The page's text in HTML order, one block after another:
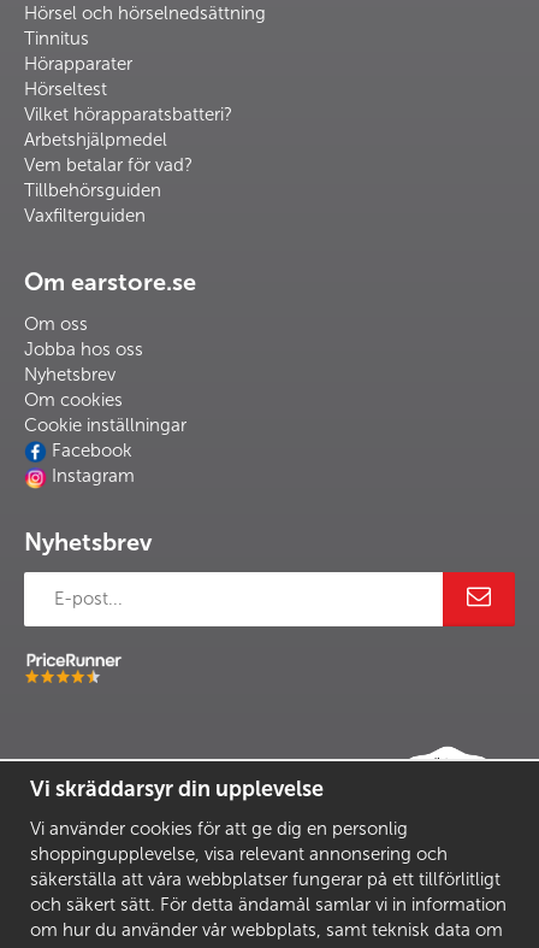
Hörsel och hörselnedsättning
Tinnitus
Hörapparater
Hörseltest
Vilket hörapparatsbatteri?
Arbetshjälpmedel
Vem betalar för vad?
Tillbehörsguiden
Vaxfilterguiden
Om earstore.se
Om oss
Jobba hos oss
Nyhetsbrev
Om cookies
Cookie inställningar
Facebook
Instagram
Nyhetsbrev
Vi skräddarsyr din upplevelse
Vi använder cookies för att ge dig en personlig
shoppingupplevelse, visa relevant annonsering och
säkerställa att våra webbplatser fungerar på ett tillförlitligt
och säkert sätt. För detta ändamål samlar vi in information
om hur du använder vår webbplats, samt teknisk data om